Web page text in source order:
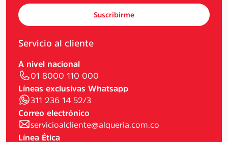
Suscribirme
Servicio al cliente
A nivel nacional
01 8000 110 000
Líneas exclusivas Whatsapp
311 236 14 52/3
Correo electrónico
servicioalcliente@alqueria.com.co
Línea Ética